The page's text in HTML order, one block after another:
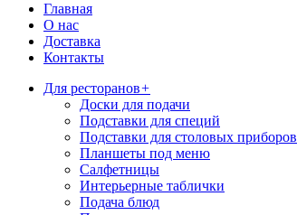
Главная
О нас
Доставка
Контакты
Для ресторанов+
Доски для подачи
Подставки для специй
Подставки для столовых приборов
Планшеты под меню
Салфетницы
Интерьерные таблички
Подача блюд